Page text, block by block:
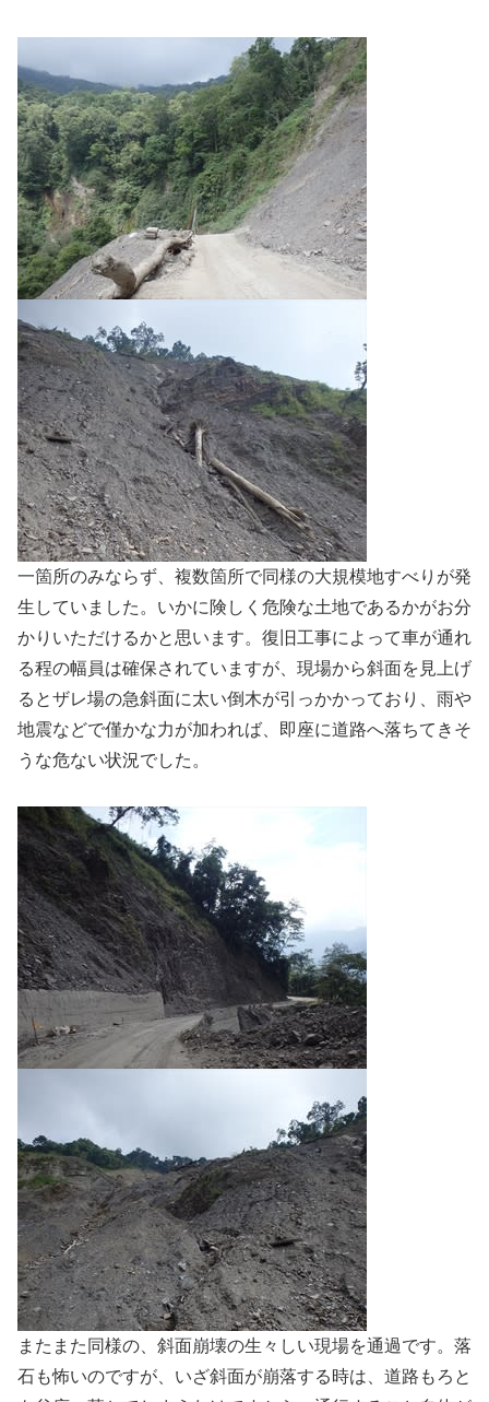
一箇所のみならず、複数箇所で同様の大規模地すべりが発
生していました。いかに険しく危険な土地であるかがお分
かりいただけるかと思います。復旧工事によって車が通れ
る程の幅員は確保されていますが、現場から斜面を見上げ
るとザレ場の急斜面に太い倒木が引っかかっており、雨や
地震などで僅かな力が加われば、即座に道路へ落ちてきそ
うな危ない状況でした。
またまた同様の、斜面崩壊の生々しい現場を通過です。落
石も怖いのですが、いざ斜面が崩落する時は、道路もろと